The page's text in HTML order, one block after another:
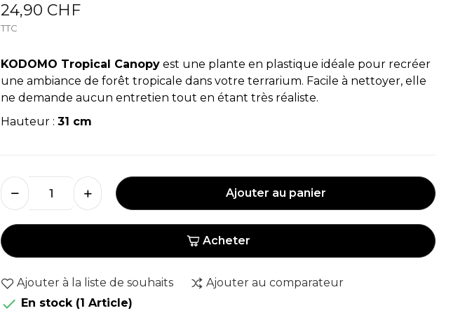
24,90 CHF
TTC
KODOMO Tropical Canopy est une plante en plastique idéale pour recréer
une ambiance de forêt tropicale dans votre terrarium. Facile à nettoyer, elle
ne demande aucun entretien tout en étant très réaliste.
Hauteur : 31 cm
Ajouter au panier
Acheter
Ajouter à la liste de souhaits Ajouter au comparateur
 En stock (1 Article)